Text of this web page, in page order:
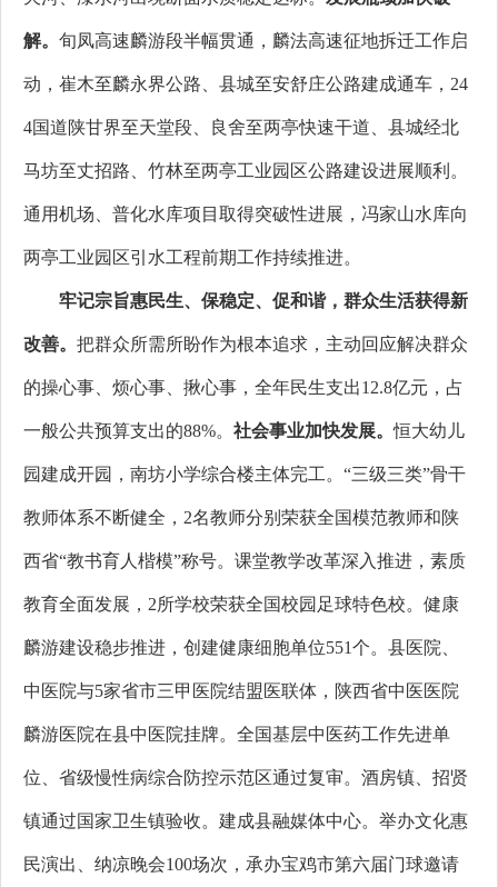
解。 旬凤高速麟游段半幅贯通，麟法高速征地拆迁工作启
动，崔木至麟永界公路、县城至安舒庄公路建成通车，24
4国道陕甘界至天堂段、良舍至两亭快速干道、县城经北
马坊至丈招路、竹林至两亭工业园区公路建设进展顺利。
通用机场、普化水库项目取得突破性进展，冯家山水库向
两亭工业园区引水工程前期工作持续推进。
牢记宗旨惠民生、保稳定、促和谐，群众生活获得新
改善。 把群众所需所盼作为根本追求，主动回应解决群众
的操心事、烦心事、揪心事，全年民生支出12.8亿元，占
一般公共预算支出的88%。 社会事业加快发展。恒大幼儿
园建成开园，南坊小学综合楼主体完工。“三级三类”骨干
教师体系不断健全，2名教师分别荣获全国模范教师和陕
西省“教书育人楷模”称号。课堂教学改革深入推进，素质
教育全面发展，2所学校荣获全国校园足球特色校。健康
麟游建设稳步推进，创建健康细胞单位551个。县医院、
中医院与5家省市三甲医院结盟医联体，陕西省中医医院
麟游医院在县中医院挂牌。全国基层中医药工作先进单
位、省级慢性病综合防控示范区通过复审。酒房镇、招贤
镇通过国家卫生镇验收。建成县融媒体中心。举办文化惠
民演出、纳凉晚会100场次，承办宝鸡市第六届门球邀请